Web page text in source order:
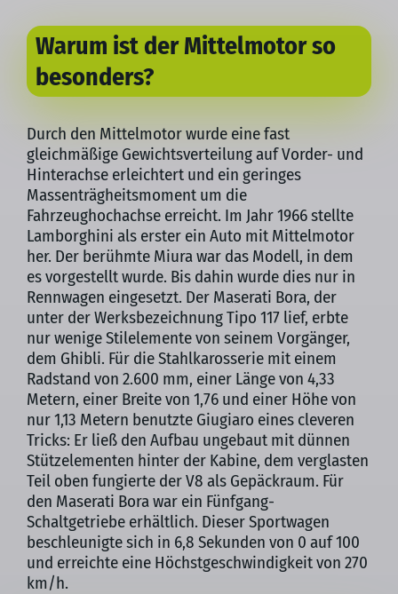
Warum ist der Mittelmotor so
besonders?
Durch den Mittelmotor wurde eine fast
gleichmäßige Gewichtsverteilung auf Vorder- und
Hinterachse erleichtert und ein geringes
Massenträgheitsmomentum die
Fahrzeughochachse erreicht. Im Jahr 1966 stellte
Lamborghini als erster ein Auto mit Mittelmotor
her. Der berühmte Miura war das Modell, in dem
es vorgestellt wurde. Bis dahin wurde dies nur in
Rennwagen eingesetzt. Der Maserati Bora, der
unter der Werksbezeichnung Tipo 117 lief, erbte
nur wenige Stilelemente von seinem Vorgänger,
dem Ghibli. Für die Stahlkarosserie mit einem
Radstand von 2.600 mm, einer Länge von 4,33
Metern, einer Breite von 1,76 und einer Höhe von
nur 1,13 Metern benutzte Giugiaro eines cleveren
Tricks: Er ließ den Aufbau ungebaut mit dünnen
Stützelementen hinter der Kabine, dem verglasten
Teil oben fungierte der V8 als Gepäckraum. Für
den Maserati Bora war ein Fünfgang-
Schaltgetriebe erhältlich. Dieser Sportwagen
beschleunigte sich in 6,8 Sekunden von 0 auf 100
und erreichte eine Höchstgeschwindigkeit von 270
km/h.